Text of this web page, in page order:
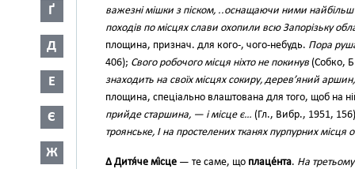
Ґ
Д
Е
Є
Ж
важезні мішки з піском, ..оснащаючи ними найбільш
походів по місцях слави охопили всю Запорізьку
площина, признач. для кого-, чого-небудь. Пора
406); Свого робочого місця ніхто не покинув (Собко,
знаходить на своїх місцях сокиру, дерев’яний
площина, спеціально влаштована для того, щоб на
прийде старшина, — і місце є… (Гл., Вибр., 1951,
троянське, І на простелених тканях пурпурних місця
∆ Дитя́че мі́сце — те саме, що плаце́нта. На третьому